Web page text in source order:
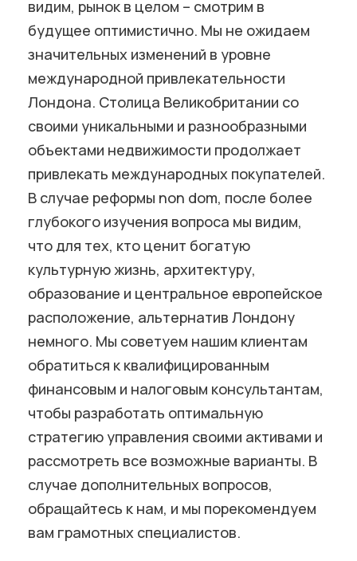
видим, рынок в целом – смотрим в
будущее оптимистично. Мы не ожидаем
значительных изменений в уровне
международной привлекательности
Лондона. Столица Великобритании со
своими уникальными и разнообразными
объектами недвижимости продолжает
привлекать международных покупателей.
В случае реформы non dom, после более
глубокого изучения вопроса мы видим,
что для тех, кто ценит богатую
культурную жизнь, архитектуру,
образование и центральное европейское
расположение, альтернатив Лондону
немного. Мы советуем нашим клиентам
обратиться к квалифицированным
финансовым и налоговым консультантам,
чтобы разработать оптимальную
стратегию управления своими активами и
рассмотреть все возможные варианты. В
случае дополнительных вопросов,
обращайтесь к нам, и мы порекомендуем
вам грамотных специалистов.